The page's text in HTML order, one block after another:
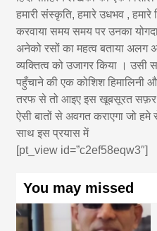
हमारी संस्कृति, हमारे उधभव ,
करवाया समय समय पर उनका
अनेको रसों का महत्व बताया
व्यक्तित्व को उजागर किया । उसी
पहुँचाने की एक कोशिश हिमालिनी
तरफ से तो आइए इस खूबसूरत सफ़र
ऐसी बातों से अवगत कराएगा जो हमे
साथ इस प्रयास में
[pt_view id=”c2ef58eqw3″]
You may missed